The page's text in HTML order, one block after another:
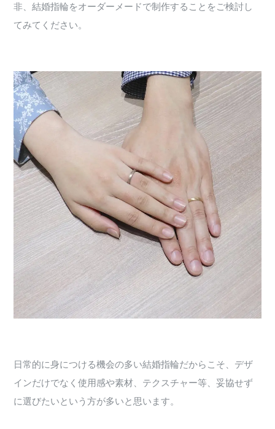
非、結婚指輪をオーダーメードで制作することをご検討し
てみてください。
日常的に身につける機会の多い結婚指輪だからこそ、デザ
インだけでなく使用感や素材、テクスチャー等、妥協せず
に選びたいという方が多いと思います。